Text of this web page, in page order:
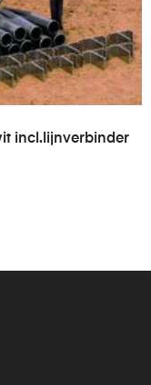
incl.lijnverbinder